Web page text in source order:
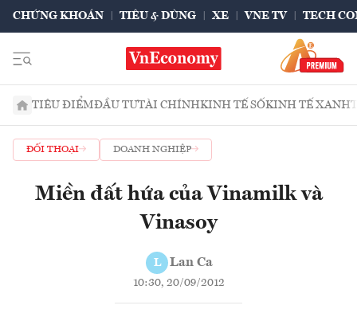
CHỨNG KHOÁN TIÊU & DÙNG XE VNE TV TECH
TIÊU ĐIỂMĐẦU TƯTÀI CHÍNHKINH TẾ SỐKINH TẾ XANH
ĐỐI THOẠI DOANH NGHIỆP
Miền đất hứa của Vinamilk và
Vinasoy
L Lan Ca
10:30, 20/09/2012